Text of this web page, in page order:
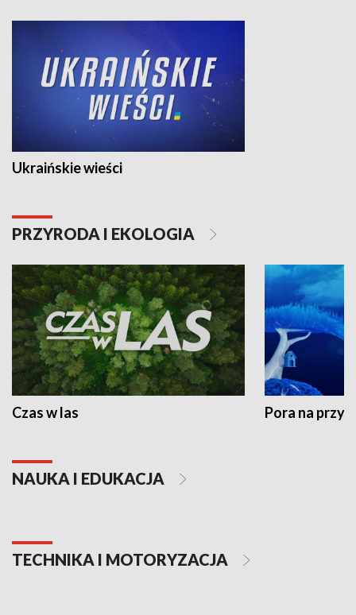
Ukraińskie wieści
PRZYRODA I EKOLOGIA
Czas w las Pora na
NAUKA I EDUKACJA
TECHNIKA I MOTORYZACJA